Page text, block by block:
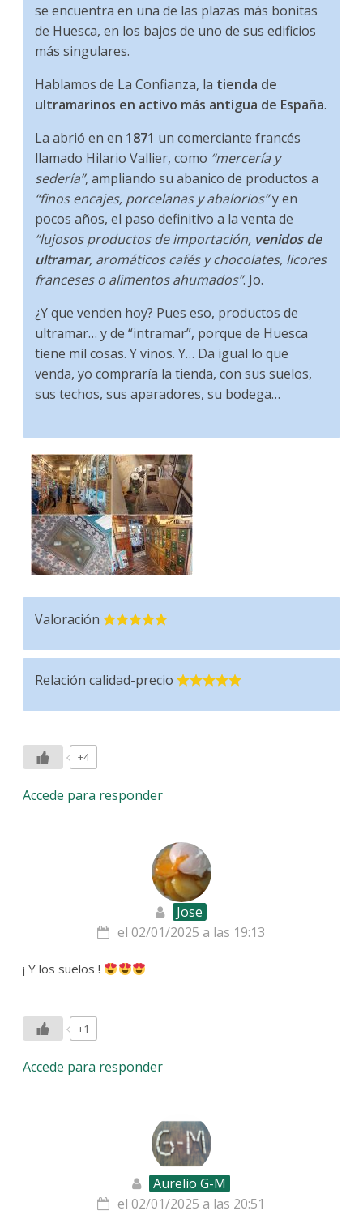
se encuentra en una de las plazas más bonitas
de Huesca, en los bajos de uno de sus edificios
más singulares.
Hablamos de La Confianza, la tienda de
ultramarinos en activo más antigua de España.
La abrió en en 1871 un comerciante francés
llamado Hilario Vallier, como “mercería y
sedería”, ampliando su abanico de productos a
“finos encajes, porcelanas y abalorios”y en
pocos años, el paso definitivo a la venta de
“lujosos productos de importación, venidos de
ultramar, aromáticos cafés y chocolates, licores
franceses o alimentos ahumados”. Jo.
¿Y que venden hoy? Pues eso, productos de
ultramar… y de “intramar”, porque de Huesca
tiene mil cosas. Y vinos. Y… Da igual lo que
venda, yo compraría la tienda, con sus suelos,
sus techos, sus aparadores, su bodega…
Valoración
Relación calidad-precio
+4
Accede para responder
Jose
el 02/01/2025 a las 19:13
¡ Y los suelos !
+1
Accede para responder
Aurelio G-M
el 02/01/2025 a las 20:51